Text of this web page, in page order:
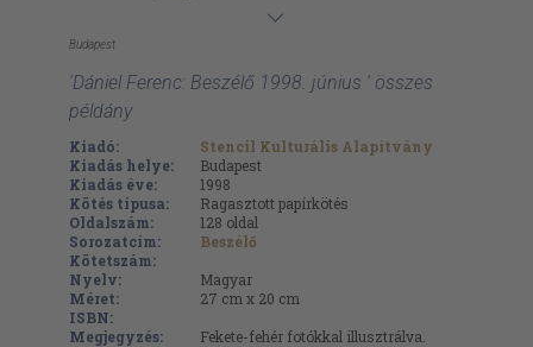
Budapest
'Dániel Ferenc: Beszélő 1998. június ' összes
példány
Kiadó:
Stencil Kulturális Alapítvány
Kiadás helye:
Budapest
Kiadás éve:
1998
Kötés típusa:
Ragasztott papírkötés
Oldalszám:
128 oldal
Sorozatcím:
Beszélő
Kötetszám:
Nyelv:
Magyar
Méret:
27 cm x 20 cm
ISBN:
Megjegyzés:
Fekete-fehér fotókkal illusztrálva.